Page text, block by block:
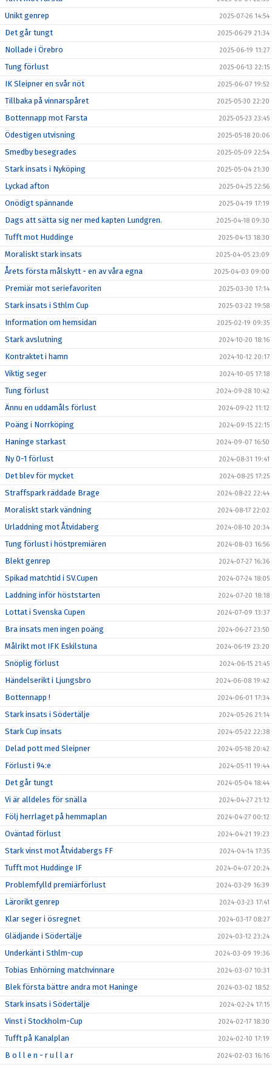
Unikt genrep 2025-07-26 14:54
Det går tungt 2025-06-29 21:34
Nollade i Örebro 2025-06-19 11:27
Tung förlust 2025-06-13 22:15
IK Sleipner en svår nöt 2025-06-07 19:52
Tillbaka på vinnarspåret 2025-05-30 22:20
Bottennapp mot Farsta 2025-05-23 23:45
Ödestigen utvisning 2025-05-18 20:06
Smedby besegrades 2025-05-09 22:54
Stark insats i Nyköping 2025-05-04 21:30
Lyckad afton 2025-04-25 22:56
Onödigt spännande 2025-04-19 17:19
Dags att sätta sig ner med kapten Lundgren. 2025-04-18 09:30
Tufft mot Huddinge 2025-04-13 18:30
Moraliskt stark insats 2025-04-05 23:09
Årets första målskytt - en av våra egna 2025-04-03 09:00
Premiär mot seriefavoriten 2025-03-30 17:14
Stark insats i Sthlm Cup 2025-03-22 19:58
Information om hemsidan 2025-02-19 09:35
Stark avslutning 2024-10-20 18:16
Kontraktet i hamn 2024-10-12 20:17
Viktig seger 2024-10-05 17:18
Tung förlust 2024-09-28 10:42
Ännu en uddamåls förlust 2024-09-22 11:12
Poäng i Norrköping 2024-09-15 22:15
Haninge starkast 2024-09-07 16:50
Ny 0-1 förlust 2024-08-31 19:41
Det blev för mycket 2024-08-25 17:25
Straffspark räddade Brage 2024-08-22 22:44
Moraliskt stark vändning 2024-08-17 22:02
Urladdning mot Åtvidaberg 2024-08-10 20:34
Tung förlust i höstpremiären 2024-08-03 16:56
Blekt genrep 2024-07-27 16:36
Spikad matchtid i SV.Cupen 2024-07-24 18:05
Laddning inför höststarten 2024-07-20 18:18
Lottat i Svenska Cupen 2024-07-09 13:37
Bra insats men ingen poäng 2024-06-27 23:50
Målrikt mot IFK Eskilstuna 2024-06-19 23:20
Snöplig förlust 2024-06-15 21:45
Händelserikt i Ljungsbro 2024-06-08 19:42
Bottennapp ! 2024-06-01 17:34
Stark insats i Södertälje 2024-05-26 21:14
Stark Cup insats 2024-05-22 22:38
Delad pott med Sleipner 2024-05-18 20:42
Förlust i 94:e 2024-05-11 19:44
Det går tungt 2024-05-04 18:44
Vi är alldeles för snälla 2024-04-27 21:12
Följ herrlaget på hemmaplan 2024-04-27 00:12
Oväntad förlust 2024-04-21 19:23
Stark vinst mot Åtvidabergs FF 2024-04-14 17:35
Tufft mot Huddinge IF 2024-04-07 20:24
Problemfylld premiärförlust 2024-03-29 16:39
Lärorikt genrep 2024-03-23 17:41
Klar seger i ösregnet 2024-03-17 08:27
Glädjande i Södertälje 2024-03-12 23:24
Underkänt i Sthlm-cup 2024-03-09 19:36
Tobias Enhörning matchvinnare 2024-03-07 10:31
Blek första bättre andra mot Haninge 2024-03-02 18:52
Stark insats i Södertälje 2024-02-24 17:15
Vinst i Stockholm-Cup 2024-02-17 18:30
Tufft på Kanalplan 2024-02-10 17:19
B o l l e n - r u l l a r 2024-02-03 16:16